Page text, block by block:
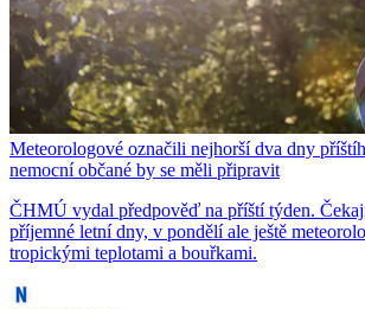
Meteorologové označili nejhorší dva dny
nemocní občané by se měli připravit
ČHMÚ vydal předpověď na příští týden.
příjemné letní dny, v pondělí ale ještě
tropickými teplotami a bouřkami.